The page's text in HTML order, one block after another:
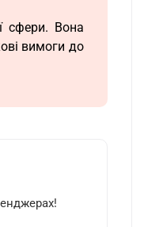
сфери. Вона
вимоги до